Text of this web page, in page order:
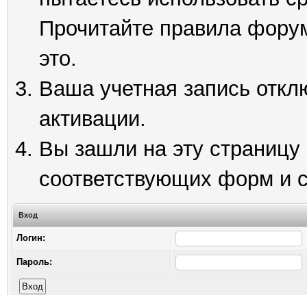
Прочитайте правила
это.
Ваша учетная запись
активации.
Вы зашли на эту
соответствующих форм и
Вход
Логин:
Пароль: